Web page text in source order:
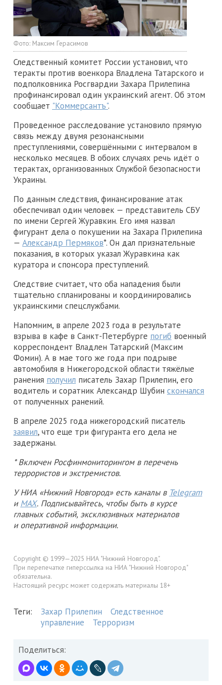
Фото: Максим Герасимов
Следственный комитет России установил, что
теракты против военкора Владлена Татарского и
подполковника Росгвардии Захара Прилепина
профинансировал один украинский агент. Об этом
сообщает "Коммерсантъ".
Проведенное расследование установило прямую
связь между двумя резонансными
преступлениями, совершёнными с интервалом в
несколько месяцев. В обоих случаях речь идёт о
терактах, организованных Службой безопасности
Украины.
По данным следствия, финансирование атак
обеспечивал один человек — представитель СБУ
по имени Сергей Журавкин. Его имя назвал
фигурант дела о покушении на Захара Прилепина
— Александр Пермяков*. Он дал признательные
показания, в которых указал Журавкина как
куратора и спонсора преступлений.
Следствие считает, что оба нападения были
тщательно спланированы и координировались
украинскими спецслужбами.
Напомним, в апреле 2023 года в результате
взрыва в кафе в Санкт-Петербурге погиб военный
корреспондент Владлен Татарский (Максим
Фомин). А в мае того же года при подрыве
автомобиля в Нижегородской области тяжёлые
ранения получил писатель Захар Прилепин, его
водитель и соратник Александр Шубин скончался
от полученных ранений.
В апреле 2025 года нижегородский писатель
заявил, что еще три фигуранта его дела не
задержаны.
* Включен Росфинмониторингом в перечень
террористов и экстремистов.
У НИА «Нижний Новгород» есть каналы в Telegram
и MAX. Подписывайтесь, чтобы быть в курсе
главных событий, эксклюзивных материалов
и оперативной информации.
Copyright © 1999—2025 НИА "Нижний Новгород".
При перепечатке гиперссылка на НИА "Нижний Новгород"
обязательна.
Настоящий ресурс может содержать материалы 18+
Теги: Захар Прилепин
Следственное
управление
Терроризм
Поделиться: